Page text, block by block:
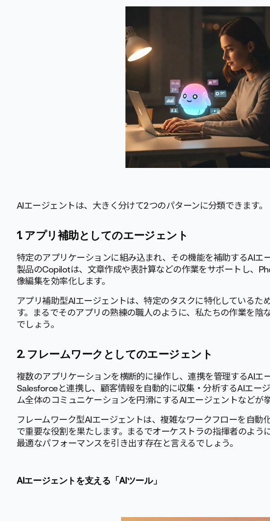
AIエージェントは、大きく分けて2つのパターンに分類できます。
1. アプリ補助としてのエージェント
特定のアプリケーションに組み込まれ、その機能を補助するAIエ
製品のCopilotは、文章作成や表計算などの作業をサポートし、
像編集を効率化します。
アプリ補助型AIエージェントは、特定のタスクに特化しているた
す。まるでそのアプリの熟練の職人のように、私たちの作業を陰
でしょう。
2. フレームワークとしてのエージェント
複数のアプリケーションを横断的に操作し、連携を管理するAIエ
Salesforceと連携し、顧客情報を自動的に収集・分析するAIエー
ム全体のコミュニケーションを円滑にするAIエージェントなどが
フレームワーク型AIエージェントは、複雑なワークフローを自動
で重要な役割を果たします。まるでオーケストラの指揮者のよう
最適なパフォーマンスを引き出す存在と言えるでしょう。
AIエージェントを支える「AIツール」